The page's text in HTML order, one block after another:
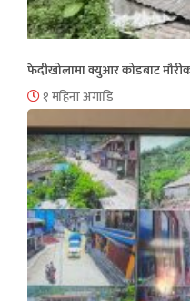
फेदीखोलामा क्युआर कोडबाट
१ महिना अगाडि